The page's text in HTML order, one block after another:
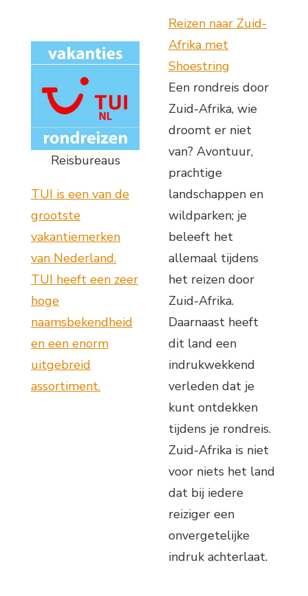
Reisbureaus
TUI is een van de
grootste
vakantiemerken
van Nederland.
TUI heeft een zeer
hoge
naamsbekendheid
en een enorm
uitgebreid
assortiment.
Reizen naar Zuid-
Afrika met
Shoestring
Een rondreis door
Zuid-Afrika, wie
droomt er niet
van? Avontuur,
prachtige
landschappen en
wildparken; je
beleeft het
allemaal tijdens
het reizen door
Zuid-Afrika.
Daarnaast heeft
dit land een
indrukwekkend
verleden dat je
kunt ontdekken
tijdens je rondreis.
Zuid-Afrika is niet
voor niets het land
dat bij iedere
reiziger een
onvergetelijke
indruk achterlaat.